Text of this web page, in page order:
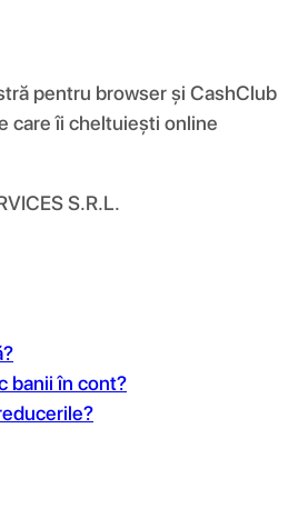
pentru browser și CashClub
care îi cheltuiești online
S.R.L.
banii în cont?